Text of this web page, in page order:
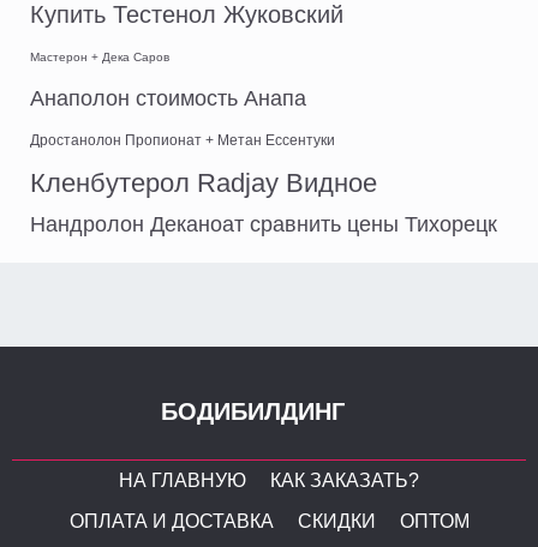
Купить Тестенол Жуковский
Мастерон + Дека Саров
Анаполон стоимость Анапа
Дростанолон Пропионат + Метан Ессентуки
Кленбутерол Radjay Видное
Нандролон Деканоат сравнить цены Тихорецк
БОДИБИЛДИНГ
НА ГЛАВНУЮ
КАК ЗАКАЗАТЬ?
ОПЛАТА И ДОСТАВКА
СКИДКИ ОПТОМ